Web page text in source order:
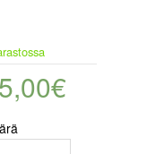
€